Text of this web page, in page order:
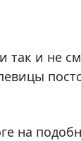
так и не
на